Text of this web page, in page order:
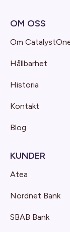
OM OSS
Om
Hållbarhet
Historia
Kontakt
Blog
KUNDER
Atea
Nordnet Bank
SBAB Bank